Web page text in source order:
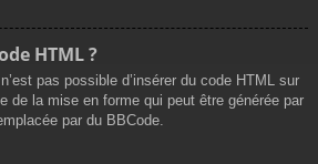
HTML ?
pas possible d’insérer du code HTML sur
de la mise en forme qui peut être générée par
par du BBCode.